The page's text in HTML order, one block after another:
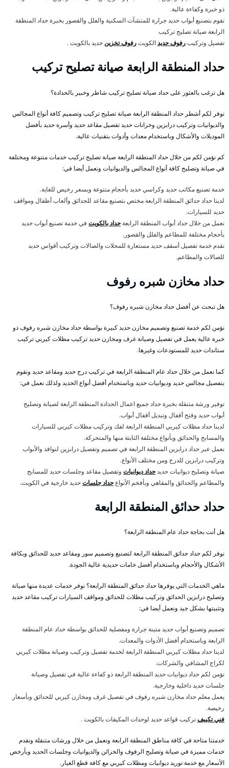
ذو خبرة وكفاءة عالية.
نقوم بتصنيع أبواب حديد جرارة للمنشآت السكنية والفلل والقصور بخبرة حداد المنطقة
الرابعة صيانة تصليح تركيب
تفصيل وتركيبرفوف حديدالكويترفوف تخزينحديد بالكويت .
حداد المنطقة الرابعة صيانة تصليح تركيب
هل ترغب بالعثور على حداد صيانة تصليح تركيب شاطر وخبير بالحدادة؟
نوفر لكم أشطر حداد المنطقة الرابعة صيانة تصليح تركيب وتصميم كافة أنواع المجالس
والديوانيات وتركيب درابزين وخزانات حديد تفصيل مقاعد حديد وأسرة حديد بأفضل
الموديلات والأشكال وباستخدام معدات وأدوات بتقنيات عالية.
كم نؤمن لكم من خلال حداد المنطقة الرابعة صيانة تصليح تركيب خدمات متنوعة ومختلفة
في صيانة وتصليح كافة أنواع المجالس والديوانيات ونعمل أيضا في:
خدمة تصنيع مكاتب حديد وكراسي حديد بأحجام متنوعة وبسعر رخيص للغاية.
لدينا حداد حدائق المنطقة الرابعة مختص بتصنيع مقاعد للحدائق وألعاب أطفال ومواقف
حديد للسيارات.
نعمل من خلال حداد أبواب المنطقة الرابعة حداد بالكويت في خدمة تصنيع أبواب حديد
بأحجام مختلفة للمطاعم والفلل والقصور.
نقدم خدمة تفصيل أسقف حديد مستعارة للمحلات والصالات وتركيب أقواس حديد
للصالات والمطاعم.
حداد مخازن شبره رفوف
هل تبحث عن أفضل حداد مخازن شبره رفوف؟
نؤمن لكم خدمة تصنيع وتصميم مخازن حديد كبيرة بواسطة حداد مخازن شبره رفوف ذو
خبرة عالية يعمل في تفصيل وصيانة غرف ومخازن حديد تركيب مظلات كيربي تركيب
ستاندات حديد للمستودعات وغيرها.
كما نعمل من خلال حداد عام المنطقة الرابعة في تركيب درج حديد ومقاعد حديد ونقوم
بتفصيل مجالس حديد وديوانيات حديد وباستخدام أفضل أنواع الحديد ولذلك نعمل في:
توفير ورشة متنقلة بخبرة حداد جميع اعمال الحدادة المنطقة الرابعة لصيانة وتصليح
أبواب حديد وفتح أقفال وتبديل أقفال أبواب.
لدينا حداد مظلات كيربي المنطقة الرابعة لفك وتركيب مظلات كيربي للسيارات
والمسابح والحدائق وبأنواع مختلفة الثابتة منها والمتحركة.
نعمل عبر حداد درابزين المنطقة الرابعة في تصميم وتفصيل درابزين لنوافذ والأبواب
وتركيب درابزين للدرج ومن مختلف الأنواع.
صيانة وتصليح ديوانيات حديدحداد ديوانيات وتفصيل مقاعد وجلسات حديد للمسابح
والمطاعم والحدائق والمقاهي وبأفخم الأنواعحداد جلساتحديد خارجية في الكويت.
حداد حدائق المنطقة الرابعة
هل أنت بحاجة حداد عام المنطقة الرابعة؟
نوفر لكم حداد حدائق المنطقة الرابعة لتصنيع وتصميم سور ومقاعد حديد للحدائق وبكافة
الأشكال والأحجام وباستخدام أفضل خامات حديدية عالية الجودة.
ماهي الخدمات التي يوفرها حداد حدائق المنطقة الرابعة؟ نوفر خدمات عديدة منها صيانة
وتصليح درابزين الحدائق وتركيب مظلات للحدائق ومواقف السيارات تركيب مقاعد حديد
وتثبيتها بشكل جيد ونعمل أيضا في:
تصميم وتصنيع أبواب حديد متينة جرارة ومفصلية للحدائق بواسطة حداد عام المنطقة
الرابعة وباستخدام أفضل الأدوات والمعدات.
لدينا حداد مظلات كيربي المنطقة الرابعة لخدمة تفصيل وتركيب وصيانة مظلات كيربي
لكراج المشافي والشركات.
نؤمن لكم حداد ديوانيات حديد المنطقة الرابعة ذو كفاءة عالية في تفصيل وصيانة
جلسات حديد داخلية وخارجية.
يعمل معلم حداد مخازن شبره رفوف في تفصيل غرف ومخازن كيربي للحدائق وبأسعار
رخيصة.
فني تكييفتركيب قواعد حديد لوحدات المكيفات بالكويت .
خدمتنا متاحة في كافة مناطق المنطقة الرابعة ونعمل من خلال ورشات متنقلة ونقدم
خدمات مميزة في صيانة وتصليح الرفوف والخزائن والديوانيات وجلسات الحديد وبأرخص
الأسعار مع خدمة توريد ديوانيات ومظلات كيربي مع كافة قطع الغيار.